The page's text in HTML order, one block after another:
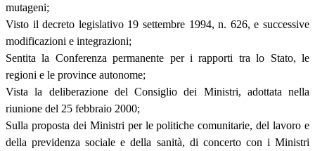
mutageni;
Visto il decreto legislativo 19 settembre 1994, n. 626, e successive
modificazioni e integrazioni;
Sentita la Conferenza permanente per i rapporti tra lo Stato, le
regioni e le province autonome;
Vista la deliberazione del Consiglio dei Ministri, adottata nella
riunione del 25 febbraio 2000;
Sulla proposta dei Ministri per le politiche comunitarie, del lavoro e
della previdenza sociale e della sanità, di concerto con i Ministri